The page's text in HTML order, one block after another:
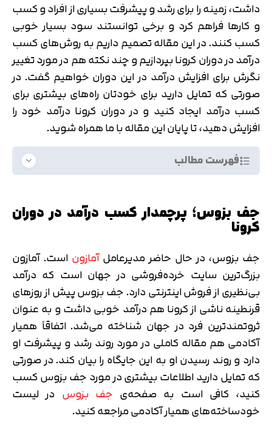
داشت، زمینه را برای رشد و پیشرفت بسیاری از افراد و کسب
و کارها فراهم کرد و برخی توانستند سود بسیار خوبی
کسب کنند. در این مقاله تصمیم داریم به روش‌های کسب
درآمد در دوران کرونا بپردازیم و چند نکته هم در مورد تغییر
نگرش برای افزایش درآمد در این دوران خواهیم گفت. در
صورتی که تمایل دارید برای خودتان راه‌های بیشتری برای
کسب درآمد ایجاد کنید و در دوران کرونا درآمد خود را
افزایش دهید، تا پایان این مقاله با ما همراه شوید.
فهرست مطالب
جف بزوس؛ پرچمدار کسب درآمد در دوران
کرونا
جف بزوس، در حال حاضر مدیرعاملآمازون است. آمازون
بزرگ‌ترین سایت خرده‌فروشی در جهان است که درآمد
بی‌نظیری از فروش اینترنتی دارد. جف بزوس پیش از روزهای
قرنطینه ناشی از کرونا هم درآمد خوبی داشت و به عنوان
ثروتمندترین فرد در جهان شناخته می‌شد. اتفاقاً همیار
آکادمی هم مقاله کاملی در مورد روند رشد و پیشرفت او
دارد و روند رسیدن او به این جایگاه را بیان کند. در صورتی
که تمایل دارید اطلاعات بیشتری در مورد جف بزوس کسب
کنید، کافی است به صفحه‌ی جف بزوس در لیست
خودساخته‌های همیار آکادمی مراجعه کنید.